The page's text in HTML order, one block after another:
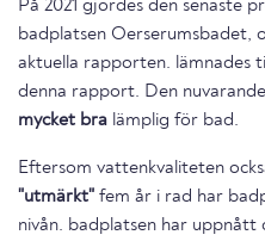
På 2021 gjordes den senaste
badplatsen Oerserumsbadet,
aktuella rapporten. lämnades
denna rapport. Den
mycket bra lämplig för bad.
Eftersom vattenkvaliteten
"utmärkt" fem år i rad har
nivån. badplatsen har